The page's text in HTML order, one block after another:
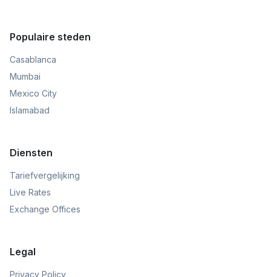
Populaire steden
Casablanca
Mumbai
Mexico City
Islamabad
Diensten
Tariefvergelijking
Live Rates
Exchange Offices
Legal
Privacy Policy